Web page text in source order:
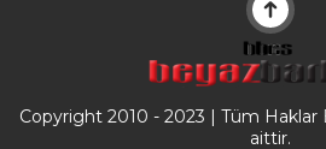
Copyright 2010 - 2023 | Tüm Haklar
aittir.